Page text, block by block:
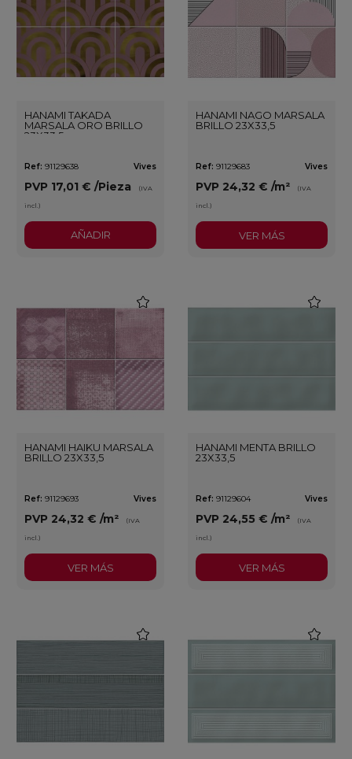
HANAMI TAKADA
MARSALA ORO BRILLO
23X33,5
Ref: 91129638 Vives
PVP 17,01 € /Pieza (IVA
incl.)
AÑADIR
HANAMI NAGO MARSALA
BRILLO 23X33,5
Ref: 91129683 Vives
PVP 24,32 € /m² (IVA
incl.)
VER MÁS
HANAMI HAIKU MARSALA
BRILLO 23X33,5
Ref: 91129693 Vives
PVP 24,32 € /m² (IVA
incl.)
VER MÁS
HANAMI MENTA BRILLO
23X33,5
Ref: 91129604 Vives
PVP 24,55 € /m² (IVA
incl.)
VER MÁS